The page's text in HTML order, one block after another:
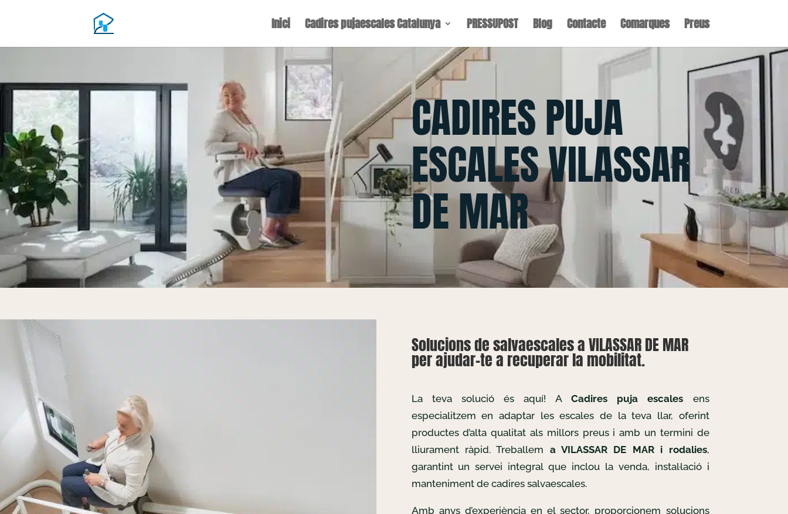
Inici Cadires pujaescales Catalunya PRESSUPOST Blog Contacte Comarques Preus
CADIRES PUJA
ESCALES VILASSAR
DE MAR
Solucions de salvaescales a VILASSAR DE MAR
per ajudar-te a recuperar la mobilitat.
La teva solució és aquí! A Cadires puja escales ens
especialitzem en adaptar les escales de la teva llar, oferint
productes d’alta qualitat als millors preus i amb un termini de
lliurament ràpid. Treballem a VILASSAR DE MAR i rodalies,
garantint un servei integral que inclou la venda, instal·lació i
manteniment de cadires salvaescales.
Amb anys d’experiència en el sector, proporcionem solucions